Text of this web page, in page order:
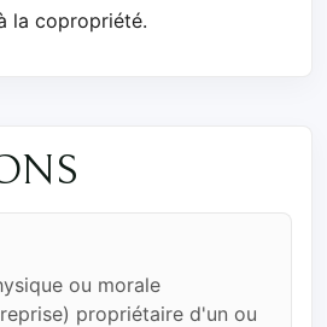
la copropriété.
ou morale
propriétaire d'un ou